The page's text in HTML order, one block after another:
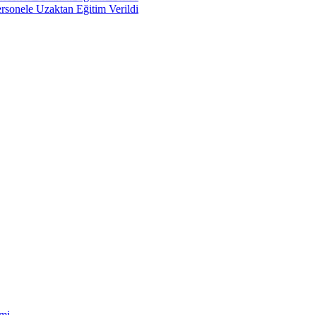
Uzaktan Eğitim Verildi